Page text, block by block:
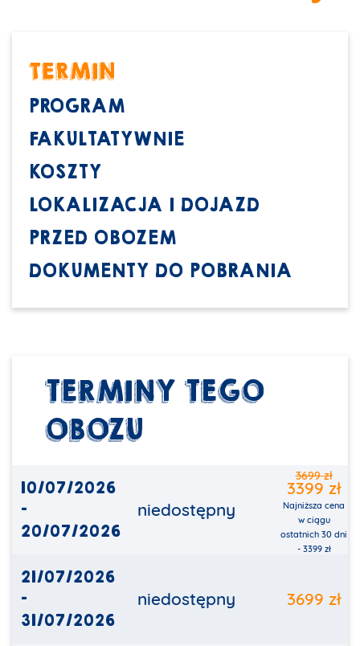
TERMIN
PROGRAM
FAKULTATYWNIE
KOSZTY
LOKALIZACJA I DOJAZD
PRZED OBOZEM
DOKUMENTY DO POBRANIA
TERMINY TEGO
OBOZU
10/07/2026
-
20/07/2026
niedostępny
3699 zł
3399 zł
Najniższa cena
w ciągu
ostatnich 30 dni
- 3399 zł
21/07/2026
-
31/07/2026
niedostępny 3699 zł